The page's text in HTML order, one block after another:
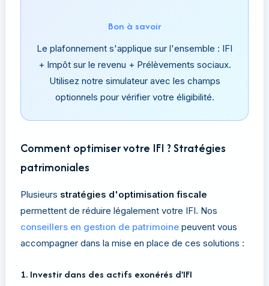
Bon à savoir
Le plafonnement s'applique sur l'ensemble : IFI
+ Impôt sur le revenu + Prélèvements sociaux.
Utilisez notre simulateur avec les champs
optionnels pour vérifier votre éligibilité.
Comment optimiser votre IFI ? Stratégies
patrimoniales
Plusieurs stratégies d'optimisation fiscale
permettent de réduire légalement votre IFI. Nos
conseillers en gestion de patrimoine peuvent vous
accompagner dans la mise en place de ces solutions :
1. Investir dans des actifs exonérés d'IFI